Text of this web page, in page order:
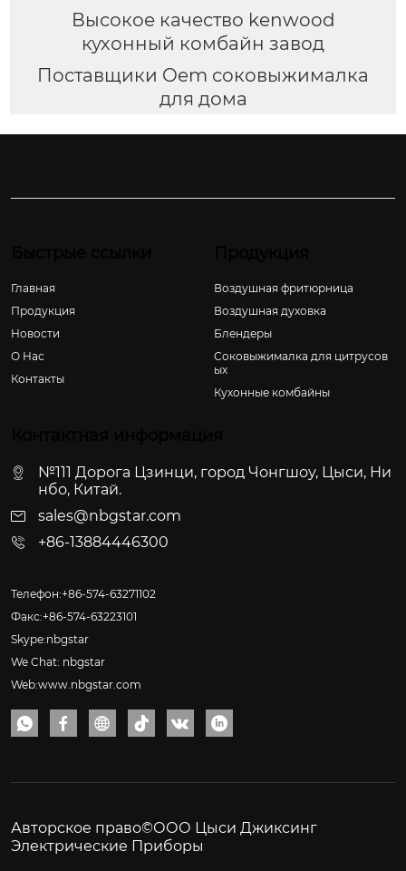
Высокое качество kenwood
кухонный комбайн завод
Поставщики Oem соковыжималка
для дома
Главная
Продукция
Новости
О Hас
Контакты
Воздушная фритюрница
Воздушная духовка
Блендеры
Соковыжималка для цитрусов
ых
Кухонные комбайны
№111 Дорога Цзинци, город Чонгшоу, Цыси, Ни
нбо, Китай.
sales@nbgstar.com
+86-13884446300
Телефон:+86-574-63271102
Факс:+86-574-63223101
Skype:nbgstar
We Chat: nbgstar
Web:www.nbgstar.com
     
Авторское право©ООО Цыси Джиксинг
Электрические Приборы